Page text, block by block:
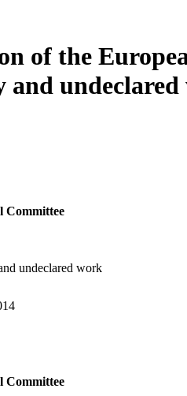
of the
and
Committee
undeclared work
Committee